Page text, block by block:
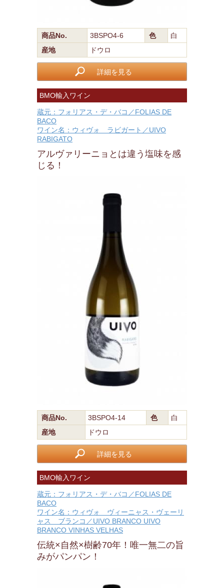
商品No. 3BSPO4-6 色
白
産地
ドウロ
詳細を見る
BMO輸入ワイン
蔵元：フォリアス・デ・バコ／FOLIAS DE
BACO
ワイン名：ウィヴォ ラビガート／UIVO
RABIGATO
アルヴァリーニョとは違う塩味を感
じる！
商品No. 3BSPO4-14 色
白
産地
ドウロ
詳細を見る
BMO輸入ワイン
蔵元：フォリアス・デ・バコ／FOLIAS DE
BACO
ワイン名：ウィヴォ ヴィーニャス・ヴェーリ
ャス ブランコ／UIVO BRANCO UIVO
BRANCO VINHAS VELHAS
伝統×自然×樹齢70年！唯一無二の旨
みがパンパン！